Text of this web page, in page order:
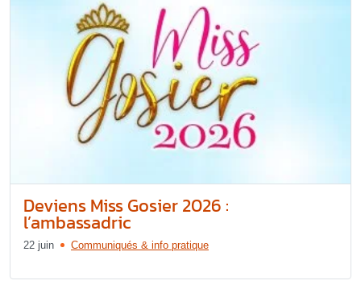
Deviens Miss Gosier 2026 :
l’ambassadric
22 juin Communiqués & info pratique